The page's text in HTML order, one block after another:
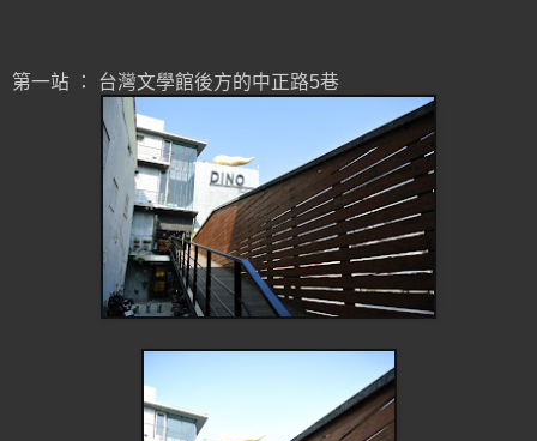
第一站 ： 台灣文學館後方的中正路5巷